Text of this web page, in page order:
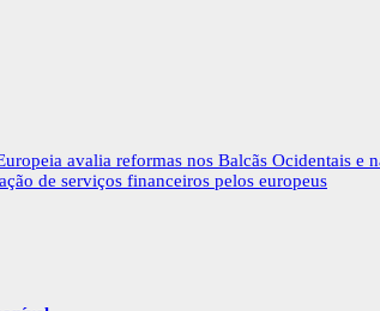
avalia reformas nos Balcãs Ocidentais
de serviços financeiros pelos europeus